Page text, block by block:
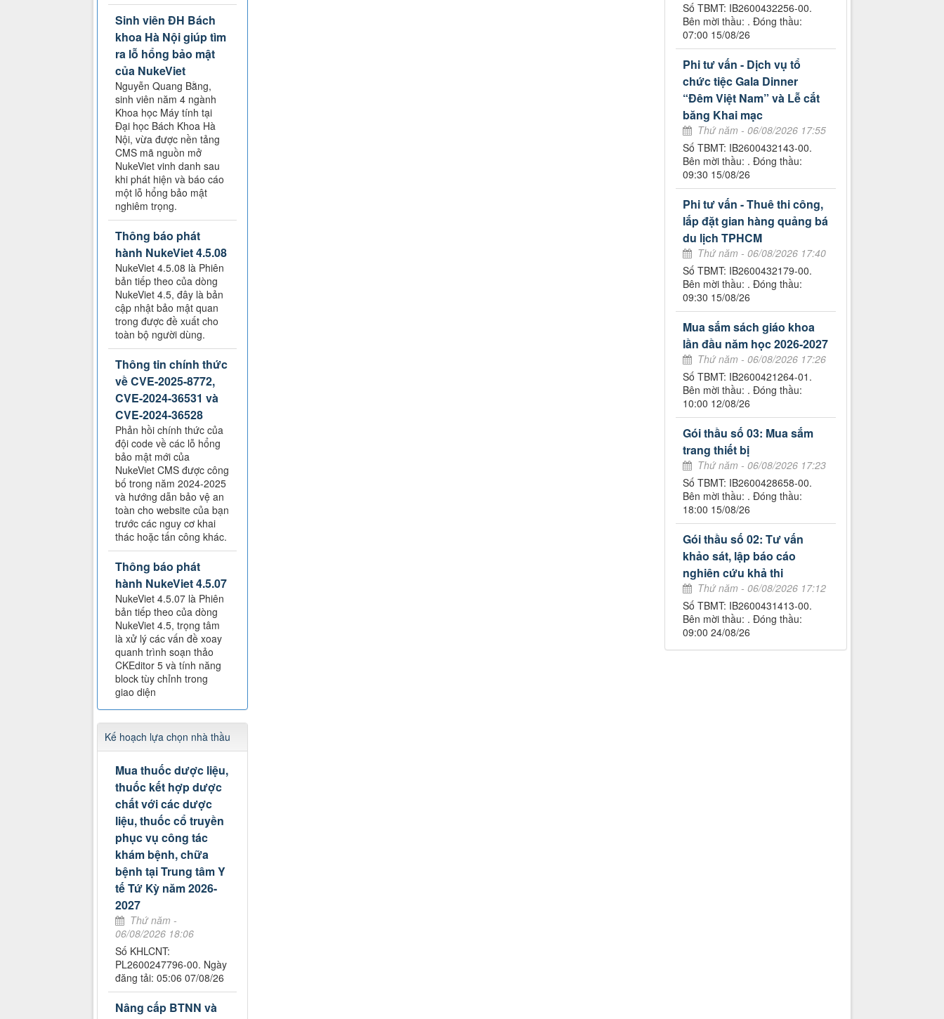
Số TBMT: IB2600432256-00.
Bên mời thầu: . Đóng thầu:
07:00 15/08/26
Phi tư vấn - Dịch vụ tổ
chức tiệc Gala Dinner
“Đêm Việt Nam” và Lễ cắt
băng Khai mạc
Thứ năm - 06/08/2026 17:55
Số TBMT: IB2600432143-00.
Bên mời thầu: . Đóng thầu:
09:30 15/08/26
Phi tư vấn - Thuê thi công,
lắp đặt gian hàng quảng bá
du lịch TPHCM
Thứ năm - 06/08/2026 17:40
Số TBMT: IB2600432179-00.
Bên mời thầu: . Đóng thầu:
09:30 15/08/26
Mua sắm sách giáo khoa
lần đầu năm học 2026-2027
Thứ năm - 06/08/2026 17:26
Số TBMT: IB2600421264-01.
Bên mời thầu: . Đóng thầu:
10:00 12/08/26
Gói thầu số 03: Mua sắm
trang thiết bị
Thứ năm - 06/08/2026 17:23
Số TBMT: IB2600428658-00.
Bên mời thầu: . Đóng thầu:
18:00 15/08/26
Gói thầu số 02: Tư vấn
khảo sát, lập báo cáo
nghiên cứu khả thi
Thứ năm - 06/08/2026 17:12
Số TBMT: IB2600431413-00.
Bên mời thầu: . Đóng thầu:
09:00 24/08/26
Sinh viên ĐH Bách
khoa Hà Nội giúp tìm
ra lỗ hổng bảo mật
của NukeViet
Nguyễn Quang Bằng,
sinh viên năm 4 ngành
Khoa học Máy tính tại
Đại học Bách Khoa Hà
Nội, vừa được nền tảng
CMS mã nguồn mở
NukeViet vinh danh sau
khi phát hiện và báo cáo
một lỗ hổng bảo mật
nghiêm trọng.
Thông báo phát
hành NukeViet 4.5.08
NukeViet 4.5.08 là Phiên
bản tiếp theo của dòng
NukeViet 4.5, đây là bản
cập nhật bảo mật quan
trong được đề xuất cho
toàn bộ người dùng.
Thông tin chính thức
về CVE-2025-8772,
CVE-2024-36531 và
CVE-2024-36528
Phản hồi chính thức của
đội code về các lỗ hổng
bảo mật mới của
NukeViet CMS được công
bố trong năm 2024-2025
và hướng dẫn bảo vệ an
toàn cho website của bạn
trước các nguy cơ khai
thác hoặc tấn công khác.
Thông báo phát
hành NukeViet 4.5.07
NukeViet 4.5.07 là Phiên
bản tiếp theo của dòng
NukeViet 4.5, trọng tâm
là xử lý các vấn đề xoay
quanh trình soạn thảo
CKEditor 5 và tính năng
block tùy chỉnh trong
giao diện
Kế hoạch lựa chọn nhà thầu
Mua thuốc dược liệu,
thuốc kết hợp dược
chất với các dược
liệu, thuốc cổ truyền
phục vụ công tác
khám bệnh, chữa
bệnh tại Trung tâm Y
tế Tứ Kỳ năm 2026-
2027
Thứ năm -
06/08/2026 18:06
Số KHLCNT:
PL2600247796-00. Ngày
đăng tải: 05:06 07/08/26
Nâng cấp BTNN và